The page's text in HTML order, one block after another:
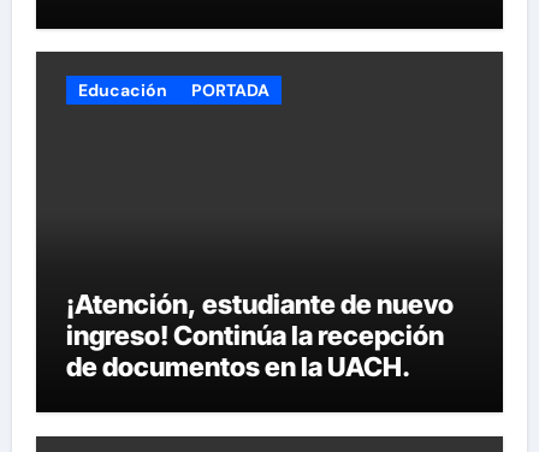
Educación PORTADA
¡Atención, estudiante de nuevo
ingreso! Continúa la recepción
de documentos en la UACH.